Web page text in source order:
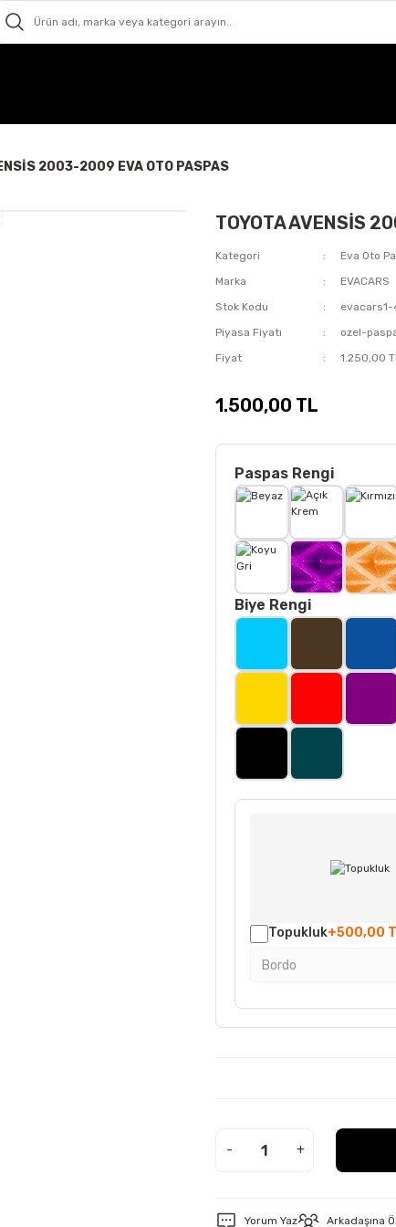
2003-2009 EVA OTO PASPAS
TOYOTA AVENSİS
Kategori
Eva Oto
Marka
EVACARS
Stok Kodu
Piyasa Fiyatı
ozel-
Fiyat
1.250,00
1.500,00 TL
Paspas Rengi
Biye Rengi
Topukluk+500,00
- +
Yorum Yaz Arkadaşına